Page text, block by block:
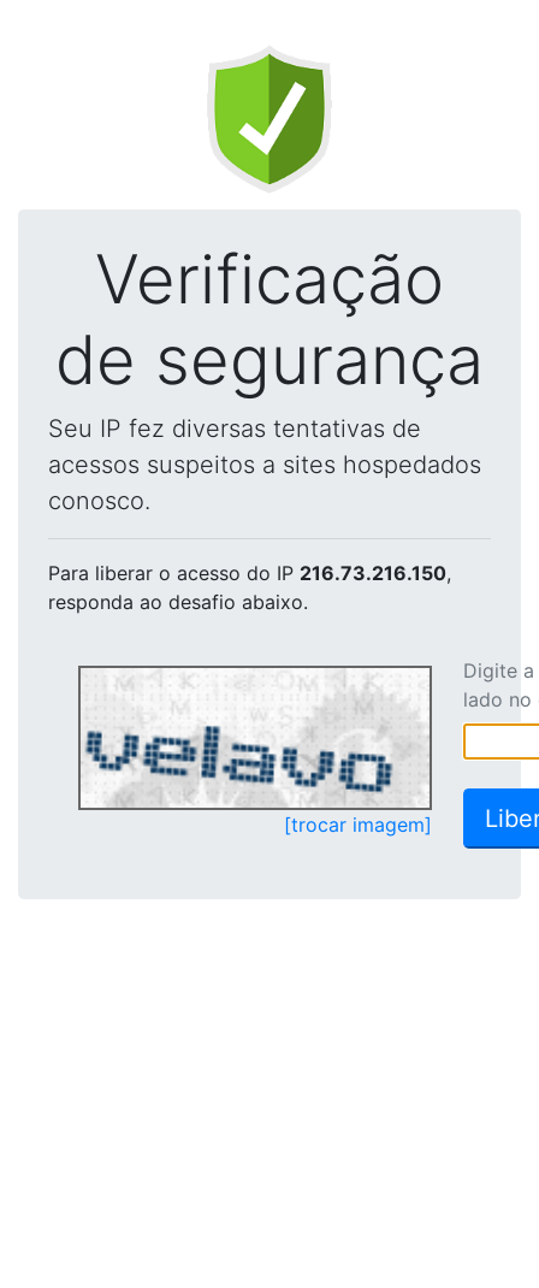
Verificação
de segurança
Seu IP fez diversas tentativas de
acessos suspeitos a sites hospedados
conosco.
Para liberar o acesso do IP 216.73.216.150,
responda ao desafio abaixo.
[trocar imagem]
Digite
lado no